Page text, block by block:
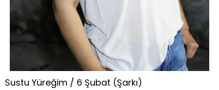
Sustu Yüreğim / 6 Şubat (Şarkı)